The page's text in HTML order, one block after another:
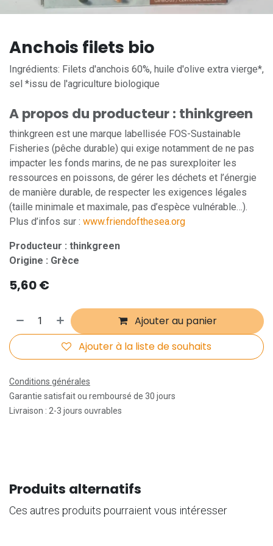
Anchois filets bio
Ingrédients: Filets d'anchois 60%, huile d'olive extra vierge*,
sel *issu de l'agriculture biologique
A propos du producteur : thinkgreen
thinkgreen est une marque labellisée FOS-Sustainable
Fisheries (pêche durable) qui exige notamment de ne pas
impacter les fonds marins, de ne pas surexploiter les
ressources en poissons, de gérer les déchets et l’énergie
de manière durable, de respecter les exigences légales
(taille minimale et maximale, pas d’espèce vulnérable…).
Plus d’infos sur : www.friendofthesea.org
Producteur : thinkgreen
Origine : Grèce
5,60€
Ajouter au panier
Ajouter à la liste de souhaits
Conditions générales
Garantie satisfait ou remboursé de 30 jours
Livraison : 2-3 jours ouvrables
Produits alternatifs
Ces autres produits pourraient vous intéresser